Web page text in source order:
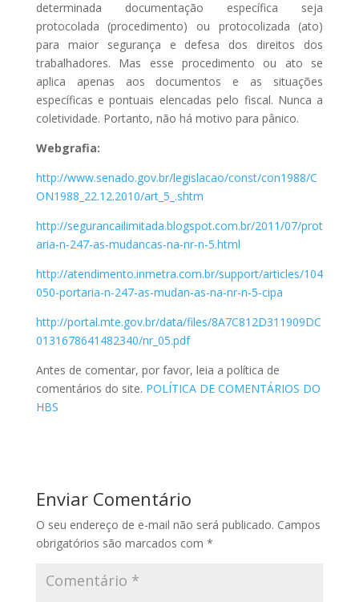
determinada documentação específica seja
protocolada (procedimento) ou protocolizada (ato)
para maior segurança e defesa dos direitos dos
trabalhadores. Mas esse procedimento ou ato se
aplica apenas aos documentos e as situações
específicas e pontuais elencadas pelo fiscal. Nunca a
coletividade. Portanto, não há motivo para pânico.
Webgrafia:
http://www.senado.gov.br/legislacao/const/con1988/C
ON1988_22.12.2010/art_5_.shtm
http://segurancailimitada.blogspot.com.br/2011/07/prot
aria-n-247-as-mudancas-na-nr-n-5.html
http://atendimento.inmetra.com.br/support/articles/104
050-portaria-n-247-as-mudan-as-na-nr-n-5-cipa
http://portal.mte.gov.br/data/files/8A7C812D311909DC
0131678641482340/nr_05.pdf
Antes de comentar, por favor, leia a política de
comentários do site. POLÍTICA DE COMENTÁRIOS DO
HBS
Enviar Comentário
O seu endereço de e-mail não será publicado. Campos
obrigatórios são marcados com *